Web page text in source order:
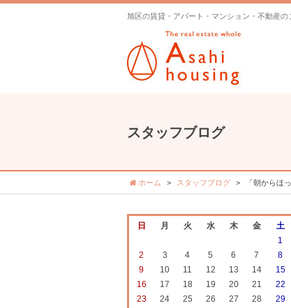
旭区の賃貸・アパート・マンション・不動産
スタッフブログ
ホーム スタッフブログ 「朝からほ
日 月 火 水 木 金 土
1
2
3 4 5 6 7
8
9
10 11 12 13 14
15
16
17 18 19 20 21
22
23
24 25 26 27 28
29